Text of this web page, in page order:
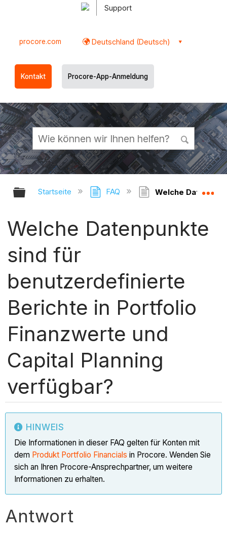
Support
procore.com Deutschland (Deutsch)
Kontakt Procore-App-Anmeldung
Globale Hierarchie auf- und
Startseite FAQ Welche
Welche Datenpunkte
sind für
benutzerdefinierte
Berichte in Portfolio
Finanzwerte und
Capital Planning
verfügbar?
HINWEIS
Die Informationen in dieser FAQ gelten für Konten mit
dem Produkt Portfolio Financials in Procore. Wenden Sie
sich an Ihren Procore-Ansprechpartner, um weitere
Informationen zu erhalten.
Antwort